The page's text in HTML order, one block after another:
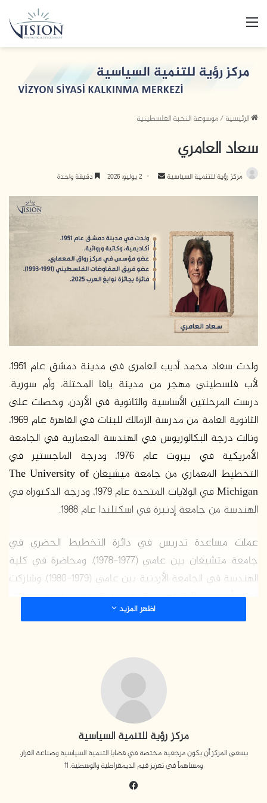
القائمة
الرئيسية/موسوعة النخبة الفلسطينية
سعاد العامري
مركز رؤية للتنمية السياسية
أرسل 2 يوليو، 2026 دقيقة واحدة
ولدت سعاد محمد أديب العامري في مدينة دمشق عام 1951،
لأب فلسطيني مهجر من مدينة يافا المحتلة، وأم سورية.
درست المرحلتين الأساسية والثانوية في الأردن، وحصلت على
الثانوية العامة من مدرسة الزمالك للبنات في القاهرة عام 1969،
ونالت درجة البكالوريوس في الهندسة المعمارية في الجامعة
الأمريكية في بيروت عام 1976، ودرجة الماجستير في
التخطيط المعماري من جامعة ميشيغان The University of
Michigan في الولايات المتحدة عام 1979، ودرجة الدكتوراه في
الهندسة من جامعة إدنبرة في اسكتلندا عام 1988.
عملت مساعدة تدريس في دائرة التخطيط الحضري في
جامعة متشيغان بين عامي (1977-1978)، ومحاضرة في كلية
الهندسة في الجامعة الأردنية بين عامي (1979-1980)، وشاركت
في تأسيس دائرة الهندسة المعمارية في جامعة بيرزيت،
معماري يُعد من الأكبر في فلسطين، نتج عنه سجلّ يضم أكثر
مديرة برنامج التراث الثقافي للقدس في واشنطن بين عامي
(1992-1994)، وعضو اللجنة التنفيذية لمجلس الإسكان
الفلسطيني بين عامي (1993-1994)، ومدير عام في وزارة
الثقافة والإعلام بين عامي (1994-1995)، ومساعد وكيل وزارة
الثقافة الإعلام بين عامي (1995-1996).
اظهر المزيد
مركز رؤية للتنمية السياسية
يسعى المركز أن يكون مرجعية مختصة في قضايا التنمية السياسية وصناعة القرار،
ومساهماً في تعزيز قيم الديمقراطية والوسطية. 11